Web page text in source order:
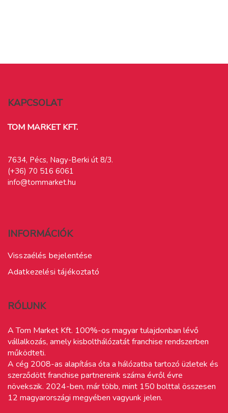
KAPCSOLAT
TOM MARKET KFT.
7634, Pécs, Nagy-Berki út 8/3.
(+36) 70 516 6061
info@tommarket.hu
INFORMÁCIÓK
Visszaélés bejelentése
Adatkezelési tájékoztató
RÓLUNK
A Tom Market Kft. 100%-os magyar tulajdonban lévő
vállalkozás, amely kisbolthálózatát franchise rendszerben
működteti.
A cég 2008-as alapítása óta a hálózatba tartozó üzletek és
szerződött franchise partnereink száma évről évre
növekszik. 2024-ben, már több, mint 150 bolttal összesen
12 magyarországi megyében vagyunk jelen.